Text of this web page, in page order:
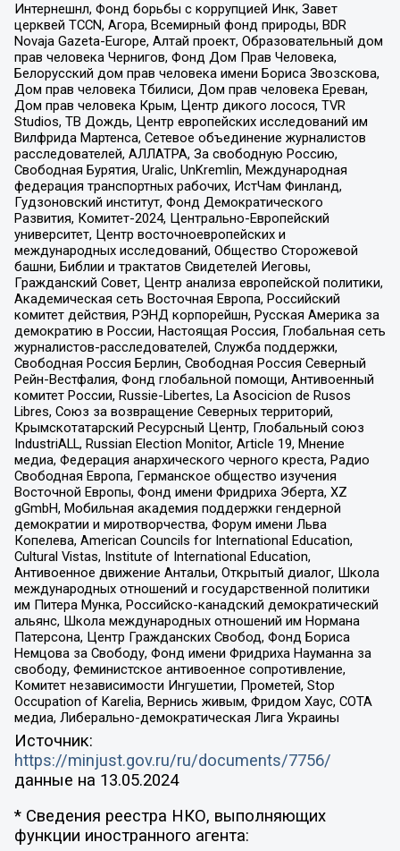
Интернешнл, Фонд борьбы с коррупцией Инк, Завет
церквей TCCN, Агора, Всемирный фонд природы, BDR
Novaja Gazeta-Europe, Алтай проект, Образовательный дом
прав человека Чернигов, Фонд Дом Прав Человека,
Белорусский дом прав человека имени Бориса Звозскова,
Дом прав человека Тбилиси, Дом прав человека Ереван,
Дом прав человека Крым, Центр дикого лосося, TVR
Studios, ТВ Дождь, Центр европейских исследований им
Вилфрида Мартенса, Сетевое объединение журналистов
расследователей, АЛЛАТРА, За свободную Россию,
Свободная Бурятия, Uralic, UnKremlin, Международная
федерация транспортных рабочих, ИстЧам Финланд,
Гудзоновский институт, Фонд Демократического
Развития, Комитет-2024, Центрально-Европейский
университет, Центр восточноевропейских и
международных исследований, Общество Сторожевой
башни, Библии и трактатов Свидетелей Иеговы,
Гражданский Совет, Центр анализа европейской политики,
Академическая сеть Восточная Европа, Российский
комитет действия, РЭНД корпорейшн, Русская Америка за
демократию в России, Настоящая Россия, Глобальная сеть
журналистов-расследователей, Служба поддержки,
Свободная Россия Берлин, Свободная Россия Северный
Рейн-Вестфалия, Фонд глобальной помощи, Антивоенный
комитет России, Russie-Libertes, La Asocicion de Rusos
Libres, Союз за возвращение Северных территорий,
Крымскотатарский Ресурсный Центр, Глобальный союз
IndustriALL, Russian Election Monitor, Article 19, Мнение
медиа, Федерация анархического черного креста, Радио
Свободная Европа, Германское общество изучения
Восточной Европы, Фонд имени Фридриха Эберта, XZ
gGmbH, Мобильная академия поддержки гендерной
демократии и миротворчества, Форум имени Льва
Копелева, American Councils for International Education,
Cultural Vistas, Institute of International Education,
Антивоенное движение Антальи, Открытый диалог, Школа
международных отношений и государственной политики
им Питера Мунка, Российско-канадский демократический
альянс, Школа международных отношений им Нормана
Патерсона, Центр Гражданских Свобод, Фонд Бориса
Немцова за Свободу, Фонд имени Фридриха Науманна за
свободу, Феминистское антивоенное сопротивление,
Комитет независимости Ингушетии, Прометей, Stop
Occupation of Karelia, Вернись живым, Фридом Хаус, СОТА
медиа, Либерально-демократическая Лига Украины
Источник:
https://minjust.gov.ru/ru/documents/7756/
данные на 13.05.2024
* Сведения реестра НКО, выполняющих
функции иностранного агента: